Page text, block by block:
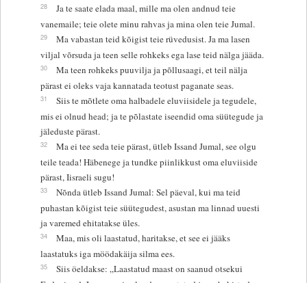
28
Ja te saate elada maal, mille ma olen andnud teie
vanemaile; teie olete minu rahvas ja mina olen teie Jumal.
29
Ma vabastan teid kõigist teie rüvedusist. Ja ma lasen
viljal võrsuda ja teen selle rohkeks ega lase teid nälga jääda.
30
Ma teen rohkeks puuvilja ja põllusaagi, et teil nälja
pärast ei oleks vaja kannatada teotust paganate seas.
31
Siis te mõtlete oma halbadele eluviisidele ja tegudele,
mis ei olnud head; ja te põlastate iseendid oma süütegude ja
jäleduste pärast.
32
Ma ei tee seda teie pärast, ütleb Issand Jumal, see olgu
teile teada! Häbenege ja tundke piinlikkust oma eluviiside
pärast, Iisraeli sugu!
33
Nõnda ütleb Issand Jumal: Sel päeval, kui ma teid
puhastan kõigist teie süütegudest, asustan ma linnad uuesti
ja varemed ehitatakse üles.
34
Maa, mis oli laastatud, haritakse, et see ei jääks
laastatuks iga möödakäija silma ees.
35
Siis öeldakse: „Laastatud maast on saanud otsekui